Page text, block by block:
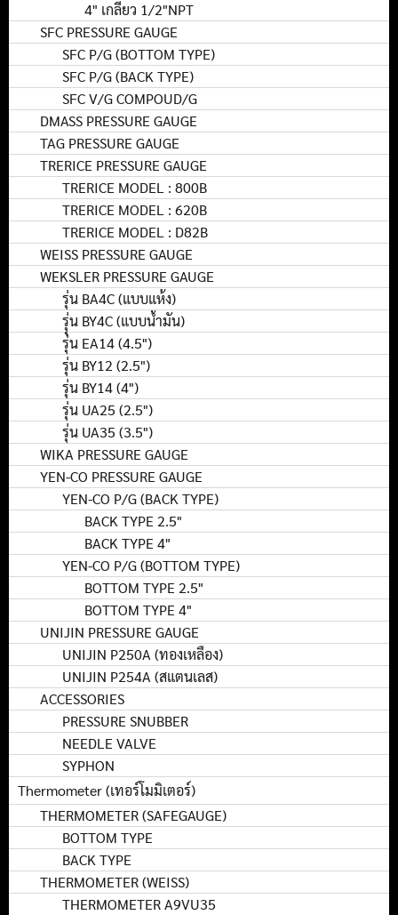
4" เกลียว 1/2"NPT
SFC PRESSURE GAUGE
SFC P/G (BOTTOM TYPE)
SFC P/G (BACK TYPE)
SFC V/G COMPOUD/G
DMASS PRESSURE GAUGE
TAG PRESSURE GAUGE
TRERICE PRESSURE GAUGE
TRERICE MODEL : 800B
TRERICE MODEL : 620B
TRERICE MODEL : D82B
WEISS PRESSURE GAUGE
WEKSLER PRESSURE GAUGE
รุ่น BA4C (แบบแห้ง)
รุุ่น BY4C (แบบน้ำมัน)
รุ่น EA14 (4.5")
รุ่น BY12 (2.5")
รุ่น BY14 (4")
รุ่น UA25 (2.5")
รุ่น UA35 (3.5")
WIKA PRESSURE GAUGE
YEN-CO PRESSURE GAUGE
YEN-CO P/G (BACK TYPE)
BACK TYPE 2.5"
BACK TYPE 4"
YEN-CO P/G (BOTTOM TYPE)
BOTTOM TYPE 2.5"
BOTTOM TYPE 4"
UNIJIN PRESSURE GAUGE
UNIJIN P250A (ทองเหลือง)
UNIJIN P254A (สแตนเลส)
ACCESSORIES
PRESSURE SNUBBER
NEEDLE VALVE
SYPHON
Thermometer (เทอร์โมมิเตอร์)
THERMOMETER (SAFEGAUGE)
BOTTOM TYPE
BACK TYPE
THERMOMETER (WEISS)
THERMOMETER A9VU35